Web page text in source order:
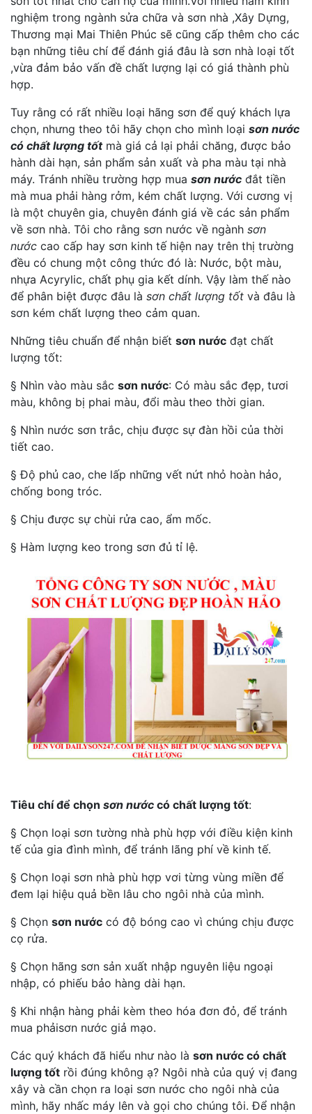
nghiệm trong ngành sửa chữa và sơn nhà ,Xây Dựng,
Thương mại Mai Thiên Phúc sẽ cũng cấp thêm cho các
bạn những tiêu chí để đánh giá đâu là sơn nhà loại tốt
,vừa đảm bảo vấn đề chất lượng lại có giá thành phù
hợp.
Tuy rằng có rất nhiều loại hãng sơn để quý khách lựa
chọn, nhưng theo tôi hãy chọn cho mình loại sơn nước
có chất lượng tốtmà giá cả lại phải chăng, được bảo
hành dài hạn, sản phẩm sản xuất và pha màu tại nhà
máy. Tránh nhiều trường hợp mua sơn nước đắt tiền
mà mua phải hàng rởm, kém chất lượng. Với cương vị
là một chuyên gia, chuyên đánh giá về các sản phẩm
về sơn nhà. Tôi cho rằng sơn nước về ngành sơn
nước cao cấp hay sơn kinh tế hiện nay trên thị trường
đều có chung một công thức đó là: Nước, bột màu,
nhựa Acyrylic, chất phụ gia kết dính. Vậy làm thế nào
để phân biệt được đâu là sơn chất lượng tốt và đâu là
sơn kém chất lượng theo cảm quan.
Những tiêu chuẩn để nhận biết sơn nước đạt chất
lượng tốt:
§ Nhìn vào màu sắc sơn nước: Có màu sắc đẹp, tươi
màu, không bị phai màu, đổi màu theo thời gian.
§ Nhìn nước sơn trắc, chịu được sự đàn hồi của thời
tiết cao.
§ Độ phủ cao, che lấp những vết nứt nhỏ hoàn hảo,
chống bong tróc.
§ Chịu được sự chùi rửa cao, ẩm mốc.
§ Hàm lượng keo trong sơn đủ tỉ lệ.
Tiêu chí để chọn sơn nước có chất lượng tốt:
§ Chọn loại sơn tường nhà phù hợp với điều kiện kinh
tế của gia đình mình, để tránh lãng phí về kinh tế.
§ Chọn loại sơn nhà phù hợp vơi từng vùng miền để
đem lại hiệu quả bền lâu cho ngôi nhà của mình.
§ Chọn sơn nước có độ bóng cao vì chúng chịu được
cọ rửa.
§ Chọn hãng sơn sản xuất nhập nguyên liệu ngoại
nhập, có phiếu bảo hàng dài hạn.
§ Khi nhận hàng phải kèm theo hóa đơn đỏ, để tránh
mua phảisơn nước giả mạo.
Các quý khách đã hiểu như nào là sơn nước có chất
lượng tốt rồi đúng không ạ? Ngôi nhà của quý vị đang
xây và cần chọn ra loại sơn nước cho ngôi nhà của
mình, hãy nhấc máy lên và gọi cho chúng tôi. Để nhận